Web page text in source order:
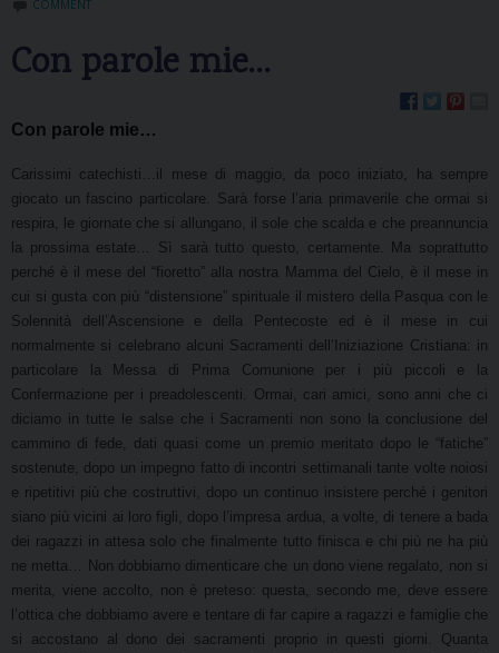
COMMENT
Con parole mie…
Con parole mie…
Carissimi catechisti…il mese di maggio, da poco iniziato, ha sempre
giocato un fascino particolare. Sarà forse l’aria primaverile che ormai si
respira, le giornate che si allungano, il sole che scalda e che preannuncia
la prossima estate… Sì sarà tutto questo, certamente. Ma soprattutto
perché è il mese del “fioretto” alla nostra Mamma del Cielo, è il mese in
cui si gusta con più “distensione” spirituale il mistero della Pasqua con le
Solennità dell’Ascensione e della Pentecoste ed è il mese in cui
normalmente si celebrano alcuni Sacramenti dell’Iniziazione Cristiana: in
particolare la Messa di Prima Comunione per i più piccoli e la
Confermazione per i preadolescenti. Ormai, cari amici, sono anni che ci
diciamo in tutte le salse che i Sacramenti non sono la conclusione del
cammino di fede, dati quasi come un premio meritato dopo le “fatiche”
sostenute, dopo un impegno fatto di incontri settimanali tante volte noiosi
e ripetitivi più che costruttivi, dopo un continuo insistere perché i genitori
siano più vicini ai loro figli, dopo l’impresa ardua, a volte, di tenere a bada
dei ragazzi in attesa solo che finalmente tutto finisca e chi più ne ha più
ne metta… Non dobbiamo dimenticare che un dono viene regalato, non si
merita, viene accolto, non è preteso: questa, secondo me, deve essere
l’ottica che dobbiamo avere e tentare di far capire a ragazzi e famiglie che
si accostano al dono dei sacramenti proprio in questi giorni. Quanta